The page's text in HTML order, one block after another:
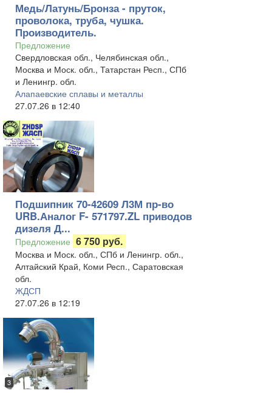
Медь/Латунь/Бронза - пруток,
проволока, труба, чушка.
Производитель.
Предложение
Свердловская обл., Челябинская обл.,
Москва и Моск. обл., Татарстан Респ., СПб
и Ленингр. обл.
Алапаевские сплавы и металлы
27.07.26 в 12:40
Подшипник 70-42609 Л3М пр-во
URB.Аналог F- 571797.ZL приводов
дизеля Д...
Предложение 6 750 руб.
Москва и Моск. обл., СПб и Ленингр. обл.,
Алтайский Край, Коми Респ., Саратовская
обл.
ЖДСП
27.07.26 в 12:19
3